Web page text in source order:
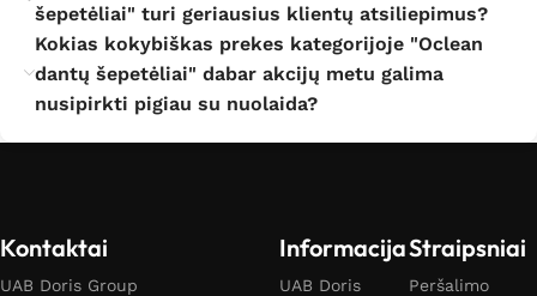
šepetėliai" turi geriausius klientų atsiliepimus?
Kokias kokybiškas prekes kategorijoje "Oclean
dantų šepetėliai" dabar akcijų metu galima
nusipirkti pigiau su nuolaida?
Kontaktai
UAB Doris Group
Informacija
UAB Doris
Straipsniai
Peršalimo